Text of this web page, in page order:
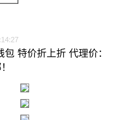
特价折上折 代理价：